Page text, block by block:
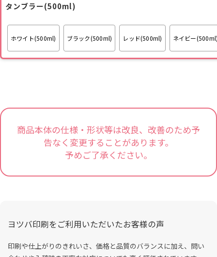
タンブラー(500ml)
ホワイト(500ml) ブラック(500ml) レッド(500ml) ネイビー
商品本体の仕様・形状等は改良、改善のため予
告なく変更することがあります。
予めご了承ください。
ヨツバ印刷をご利用いただいたお客様の声
印刷や仕上がりのきれいさ、価格と品質のバランスに加え、問い